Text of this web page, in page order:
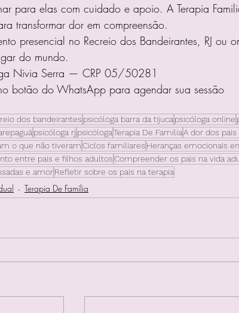
para elas com cuidado e apoio. A Terapia
transformar dor em compreensão.
presencial no Recreio dos Bandeirantes, RJ ou
do mundo.
Nivia Serra — CRP 05/50281
botão do WhatsApp para agendar sua sessão
dos bandeirantes psicóloga barra da tijuca psicóloga online
psicóloga rj psicólogaTerapia De FamiliaA dor dos
o que não tiveramCiclos familiares Heranças emocionais
entre pais e filhos adultosCompreender os pais na vida
e amorRefletir sobre os pais na terapia
Terapia De Família